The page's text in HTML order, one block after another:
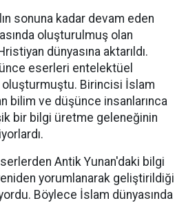
sonuna kadar devam eden
oluşturulmuş olan
dünyasına aktarıldı.
eserleri entelektüel
Birincisi İslam
bilim ve düşünce insanlarınca
bir bilgi üretme geleneğinin
Antik Yunan'daki bilgi
yorumlanarak geliştirildiği
Böylece İslam dünyasında